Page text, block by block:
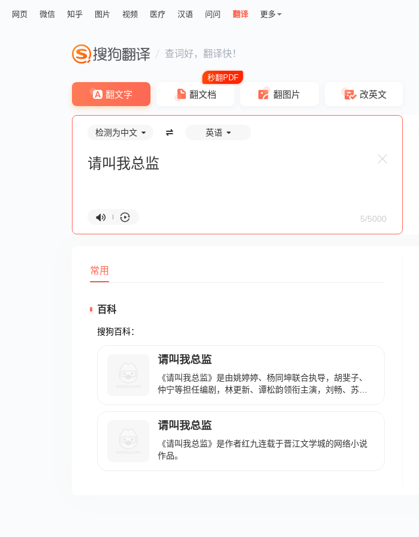
网页 微信 知乎 图片 视频 医疗 汉语 问问 翻译 更多
查词好，翻译快！
翻文字 翻文档 翻图片 改英文
检测为中文 英语
5/5000
常用
百科
搜狗百科：
请叫我总监
《请叫我总监》是由姚婷婷、杨同坤联合执导，胡斐子、
仲宁等担任编剧，林更新、谭松韵领衔主演，刘畅、苏
出。 该剧改编自红九的同名小说，讲述了从小到大梦想成
为投资人的宁檬（谭松韵 饰）阴差阳错成为总裁秘书，与
能力极强、脾气火爆的上司陆既明（林更新 饰）斗智斗
勇，最终携手逐梦，并肩搞事业的故事。
请叫我总监
《请叫我总监》是作者红九连载于晋江文学城的网络小说
作品。